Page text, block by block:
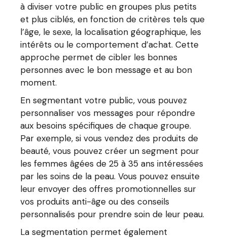
à diviser votre public en groupes plus petits
et plus ciblés, en fonction de critères tels que
l’âge, le sexe, la localisation géographique, les
intérêts ou le comportement d’achat. Cette
approche permet de cibler les bonnes
personnes avec le bon message et au bon
moment.
En segmentant votre public, vous pouvez
personnaliser vos messages pour répondre
aux besoins spécifiques de chaque groupe.
Par exemple, si vous vendez des produits de
beauté, vous pouvez créer un segment pour
les femmes âgées de 25 à 35 ans intéressées
par les soins de la peau. Vous pouvez ensuite
leur envoyer des offres promotionnelles sur
vos produits anti-âge ou des conseils
personnalisés pour prendre soin de leur peau.
La segmentation permet également